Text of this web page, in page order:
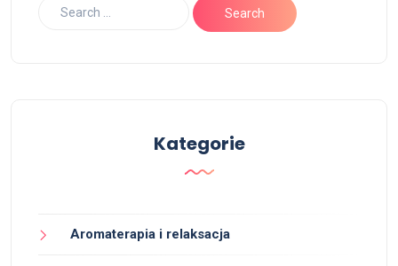
Kategorie
Aromaterapia i relaksacja